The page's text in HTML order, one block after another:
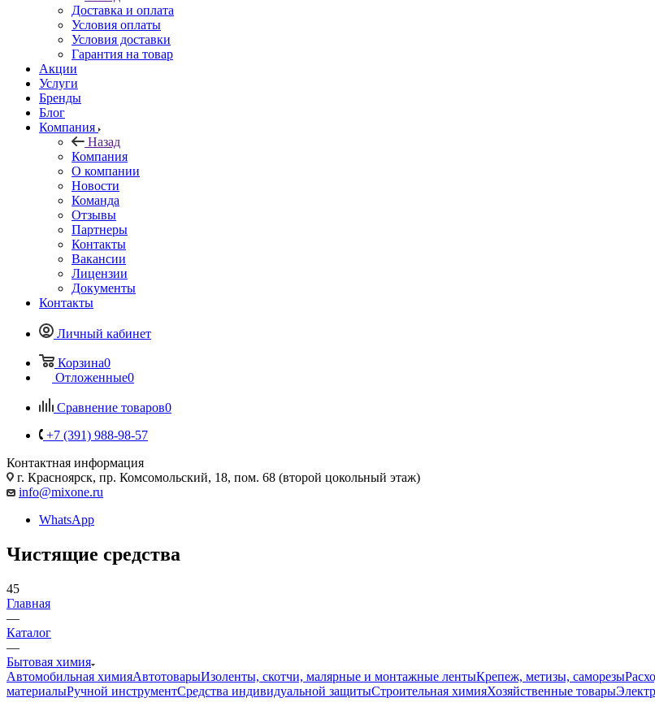
Доставка и оплата
Условия оплаты
Условия доставки
Гарантия на товар
Акции
Услуги
Бренды
Блог
Компания
Назад
Компания
О компании
Новости
Команда
Отзывы
Партнеры
Контакты
Вакансии
Лицензии
Документы
Контакты
Личный кабинет
Корзина0
Отложенные0
Сравнение товаров0
+7 (391) 988-98-57
Контактная информация
г. Красноярск, пр. Комсомольский, 18, пом. 68 (второй цокольный этаж)
info@mixone.ru
WhatsApp
Чистящие средства
45
Главная
—
Каталог
—
Бытовая химия
Автомобильная химияАвтотоварыИзоленты, скотчи, малярные и монтажные лентыКрепеж, метизы, саморезы
материалыРучной инструментСредства индивидуальной защитыСтроительная химияХозяйственные товары